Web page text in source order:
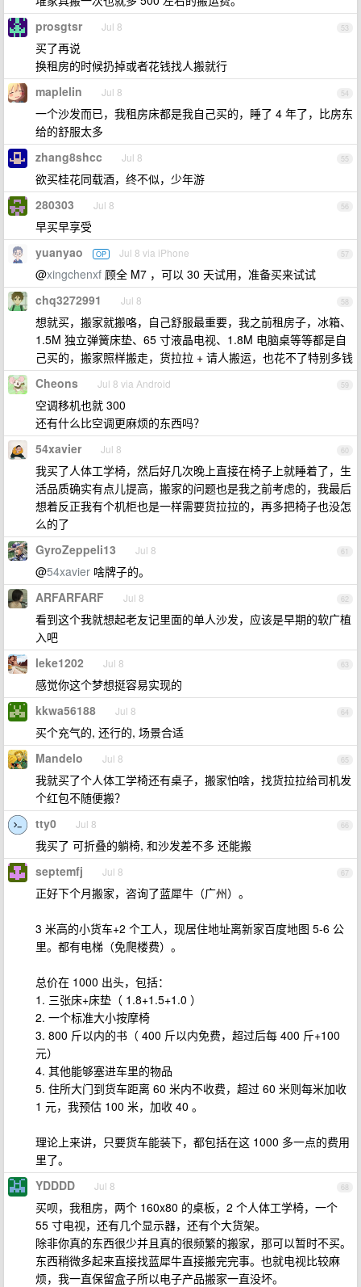
53
prosgtsr Jul 8
买了再说
换租房的时候扔掉或者花钱找人搬就行
54
maplelin Jul 8
一个沙发而已，我租房床都是我自己买的，睡了 4 年了，比房东
给的舒服太多
55
zhang8shcc Jul 8
欲买桂花同载酒，终不似，少年游
56
280303 Jul 8
早买早享受
57
yuanyao OP Jul 8 via iPhone
@xingchenxf 顾全 M7 ，可以 30 天试用，准备买来试试
58
chq3272991 Jul 8
想就买，搬家就搬咯，自己舒服最重要，我之前租房子，冰箱、
1.5M 独立弹簧床垫、65 寸液晶电视、1.8M 电脑桌等等都是自
己买的，搬家照样搬走，货拉拉 + 请人搬运，也花不了特别多钱
59
Cheons Jul 8 via Android
空调移机也就 300
还有什么比空调更麻烦的东西吗？
60
54xavier Jul 8
我买了人体工学椅，然后好几次晚上直接在椅子上就睡着了，生
活品质确实有点儿提高，搬家的问题也是我之前考虑的，我最后
想着反正我有个机柜也是一样需要货拉拉的，再多把椅子也没怎
么的了
61
GyroZeppeli13 Jul 8
@54xavier 啥牌子的。
62
ARFARFARF Jul 8
看到这个我就想起老友记里面的单人沙发，应该是早期的软广植
入吧
63
leke1202 Jul 8
感觉你这个梦想挺容易实现的
64
kkwa56188 Jul 8
买个充气的, 还行的, 场景合适
65
Mandelo Jul 8
我就买了个人体工学椅还有桌子，搬家怕啥，找货拉拉给司机发
个红包不随便搬？
66
tty0 Jul 8
我买了 可折叠的躺椅, 和沙发差不多 还能搬
67
septemfj Jul 8
正好下个月搬家，咨询了蓝犀牛（广州）。
3 米高的小货车+2 个工人，现居住地址离新家百度地图 5-6 公
里。都有电梯（免爬楼费）。
总价在 1000 出头，包括：
1. 三张床+床垫（ 1.8+1.5+1.0 ）
2. 一个标准大小按摩椅
3. 800 斤以内的书（ 400 斤以内免费，超过后每 400 斤+100
元）
4. 其他能够塞进车里的物品
5. 住所大门到货车距离 60 米内不收费，超过 60 米则每米加收
1 元，我预估 100 米，加收 40 。
理论上来讲，只要货车能装下，都包括在这 1000 多一点的费用
里了。
68
YDDDD Jul 8
买呗，我租房，两个 160x80 的桌板，2 个人体工学椅，一个
55 寸电视，还有几个显示器，还有个大货架。
除非你真的东西很少并且真的很频繁的搬家，那可以暂时不买。
东西稍微多起来直接找蓝犀牛直接搬完完事。也就电视比较麻
烦，我一直保留盒子所以电子产品搬家一直没坏。